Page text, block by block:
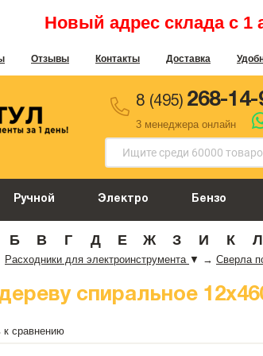
Новый адрес склада с
Отзывы Контакты Доставка
8 (495) 268-14-
3 менеджера онлайн
Ручной Электро Бензо
Б В Г Д Е Ж З И К Л
Расходники для электроинструмента ▼ → Сверла
спиральное
к сравнению